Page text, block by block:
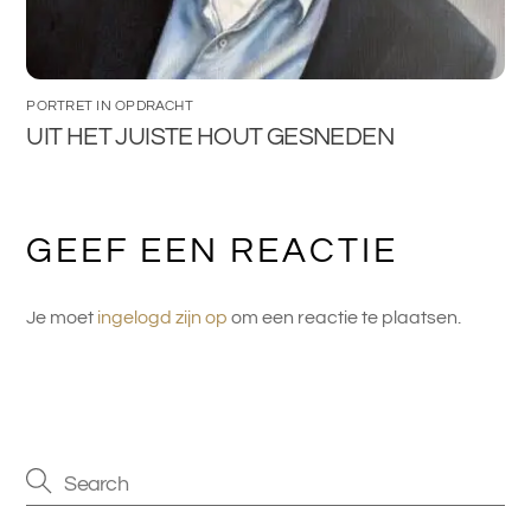
PORTRET IN OPDRACHT
UIT HET JUISTE HOUT GESNEDEN
GEEF EEN REACTIE
Je moet ingelogd zijn op om een reactie te plaatsen.